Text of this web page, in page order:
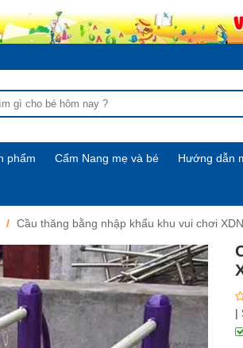
phẩm Cẩm Nang mẹ và bé Hướng dẫn
Cầu thăng bằng nhập khẩu khu vui chơi
|